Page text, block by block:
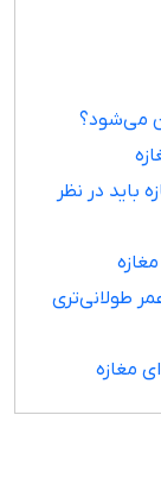
می‌شود؟
باید در نظر
طولانی‌تری
مغازه